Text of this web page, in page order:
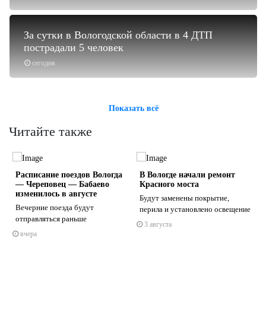
сегодня
За сутки в Вологодской области в 4 ДТП
пострадали 5 человек
Показать всё
Читайте также
Расписание поездов Вологда
— Череповец — Бабаево
изменилось в августе
Вечерние поезда будут
отправляться раньше
вчера
В Вологде начали ремонт
Красного моста
Будут заменены покрытие,
перила и установлено освещение
3 августа